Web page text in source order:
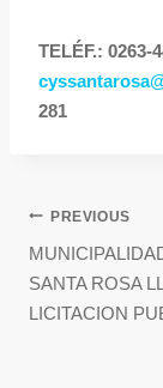
TELÉF.: 0263-
281
PREVIOUS
SANTA ROSA
LICITACION